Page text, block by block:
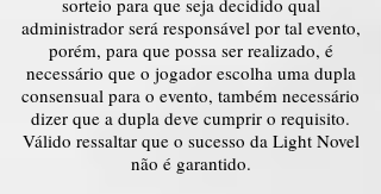
administrador será responsável por tal evento,
porém, para que possa ser realizado, é
necessário que o jogador escolha uma dupla
consensual para o evento, também necessário
dizer que a dupla deve cumprir o requisito.
Válido ressaltar que o sucesso da Light Novel
não é garantido.